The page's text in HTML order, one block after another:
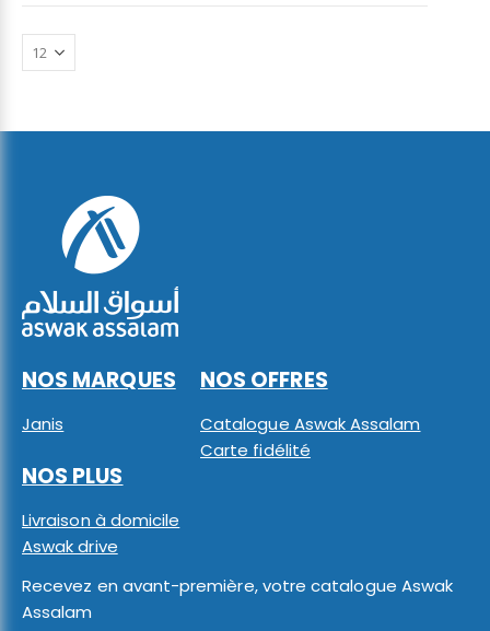
NOS MARQUES
Janis
NOS OFFRES
Catalogue Aswak Assalam
Carte fidélité
NOS PLUS
Livraison à domicile
Aswak drive
Recevez en avant-première, votre catalogue Aswak
Assalam